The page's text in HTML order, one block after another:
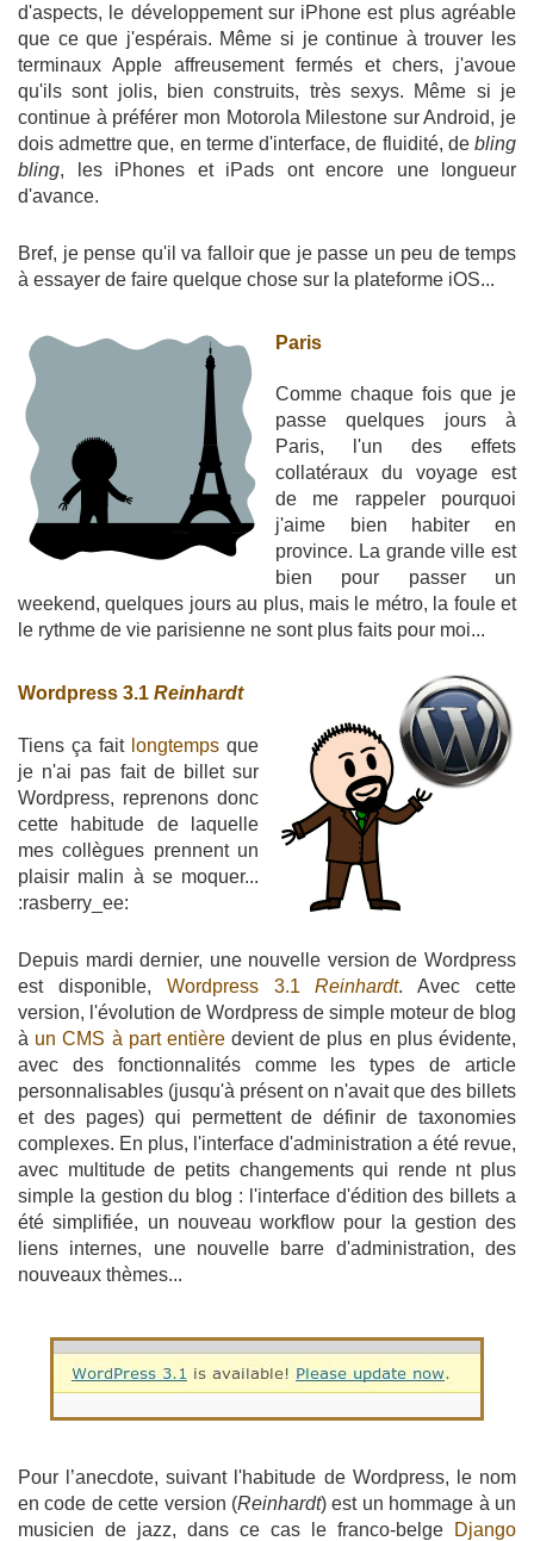
d'aspects, le développement sur iPhone est plus agréable
que ce que j'espérais. Même si je continue à trouver les
terminaux Apple affreusement fermés et chers, j'avoue
qu'ils sont jolis, bien construits, très sexys. Même si je
continue à préférer mon Motorola Milestone sur Android, je
dois admettre que, en terme d'interface, de fluidité, de bling
bling, les iPhones et iPads ont encore une longueur
d'avance.
Bref, je pense qu'il va falloir que je passe un peu de temps
à essayer de faire quelque chose sur la plateforme iOS...
Paris
Comme chaque fois que je
passe quelques jours à
Paris, l'un des effets
collatéraux du voyage est
de me rappeler pourquoi
j'aime bien habiter en
province. La grande ville est
bien pour passer un
weekend, quelques jours au plus, mais le métro, la foule et
le rythme de vie parisienne ne sont plus faits pour moi...
Wordpress 3.1 Reinhardt
Tiens ça fait longtemps que
je n'ai pas fait de billet sur
Wordpress, reprenons donc
cette habitude de laquelle
mes collègues prennent un
plaisir malin à se moquer...
:rasberry_ee:
Depuis mardi dernier, une nouvelle version de Wordpress
est disponible, Wordpress 3.1Reinhardt. Avec cette
version, l'évolution de Wordpress de simple moteur de blog
à un CMS à part entièredevient de plus en plus évidente,
avec des fonctionnalités comme les types de article
personnalisables (jusqu'à présent on n'avait que des billets
et des pages) qui permettent de définir de taxonomies
complexes. En plus, l'interface d'administration a été revue,
avec multitude de petits changements qui rende nt plus
simple la gestion du blog : l'interface d'édition des billets a
été simplifiée, un nouveau workflow pour la gestion des
liens internes, une nouvelle barre d'administration, des
nouveaux thèmes...
Pour l’anecdote, suivant l'habitude de Wordpress, le nom
en code de cette version (Reinhardt) est un hommage à un
musicien de jazz, dans ce cas le franco-belge
Django